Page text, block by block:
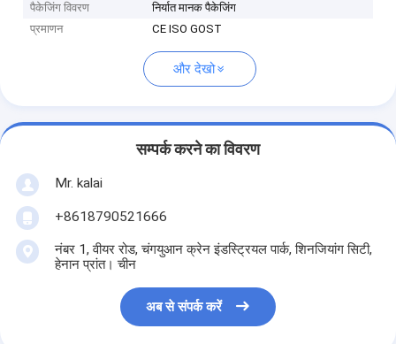
पैकेजिंग विवरण
निर्यात मानक पैकेजिंग
प्रमाणन
CE ISO GOST
और देखो
सम्पर्क करने का विवरण
Mr. kalai
+8618790521666
नंबर 1, वीयर रोड, चंगयुआन क्रेन इंडस्ट्रियल पार्क, शिनजियांग सिटी,
हेनान प्रांत। चीन
अब से संपर्क करें